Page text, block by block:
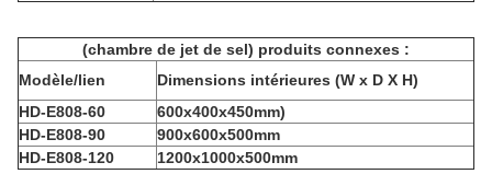
(chambre de jet de sel) produits connexes :
Modèle/lien
Dimensions intérieures (W x D X H)
HD-E808-60
600x400x450mm)
HD-E808-90
900x600x500mm
HD-E808-120
1200x1000x500mm